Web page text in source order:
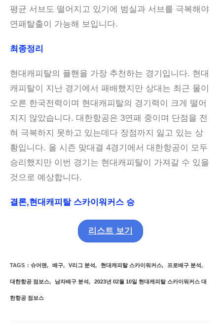
평균 서브도 떨어지고 있기에 범실과 서브를 극복해야
연패탈출이 가능해 보입니다.
최종정리
현대캐피탈의 플핸을 가장 추천하는 경기입니다. 현대
캐피탈이 지난 경기에서 패배했지만 상대는 최근 물이
오른 한국전력이며 현대캐피탈의 경기력이 크게 떨어
지지 않았습니다. 대한항공은 3연패 중이며 단점을 전
혀 극복하지 못하고 있는데다 장점까지 잃고 있는 상
황입니다. 올 시즌 맞대결 4경기에서 대한항공이 모두
승리했지만 이번 경기는 현대캐피탈이 가져갈 수 있을
것으로 예상합니다.
결론,현대캐피탈 스카이워커스 승
리스트 보기
TAGS : 슈어맨, 배구, V리그 분석, 현대캐피탈 스카이워커스, 프로배구 분석,
대한항공 점보스, 남자배구 분석, 2023년 02월 10일 현대캐피탈 스카이워커스 대
한항공 점보스